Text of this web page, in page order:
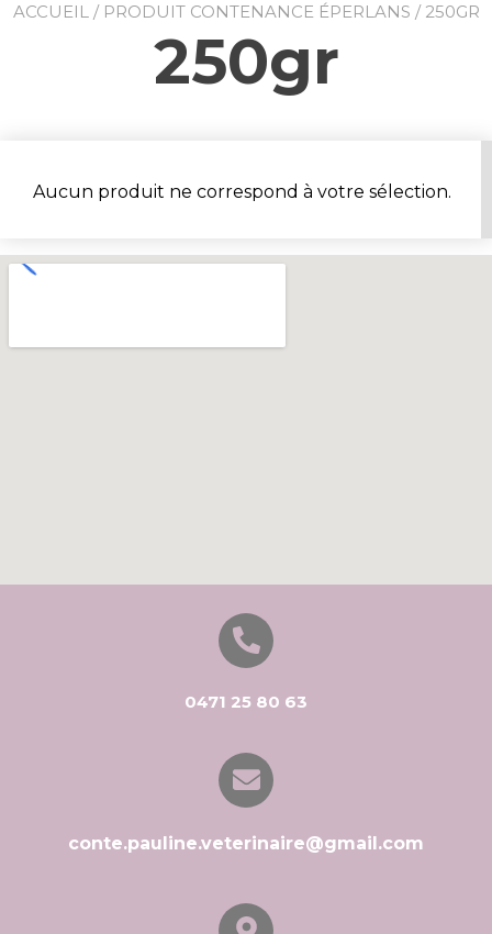
ACCUEIL/ PRODUIT CONTENANCE ÉPERLANS / 250GR
250gr
Aucun produit ne correspond à votre sélection.
0471 25 80 63
conte.pauline.veterinaire@gmail.com